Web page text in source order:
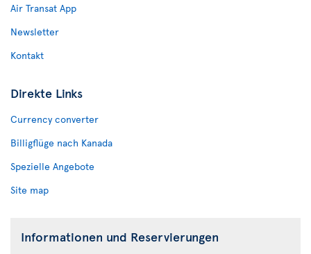
Air Transat App
Newsletter
Kontakt
Direkte Links
Currency converter
Billigflüge nach Kanada
Spezielle Angebote
Site map
Informationen und Reservierungen